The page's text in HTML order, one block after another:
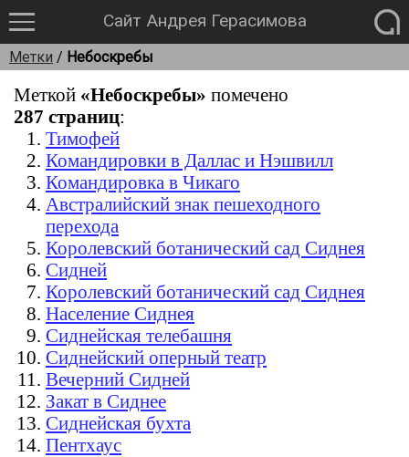
Сайт Андрея Герасимова
Метки / Небоскребы
Меткой «Небоскребы» помечено
287 страниц:
Тимофей
Командировки в Даллас и Нэшвилл
Командировка в Чикаго
Австралийский знак пешеходного
перехода
Королевский ботанический сад Сиднея
Сидней
Королевский ботанический сад Сиднея
Население Сиднея
Сиднейская телебашня
Сиднейский оперный театр
Вечерний Сидней
Закат в Сиднее
Сиднейская бухта
Пентхаус